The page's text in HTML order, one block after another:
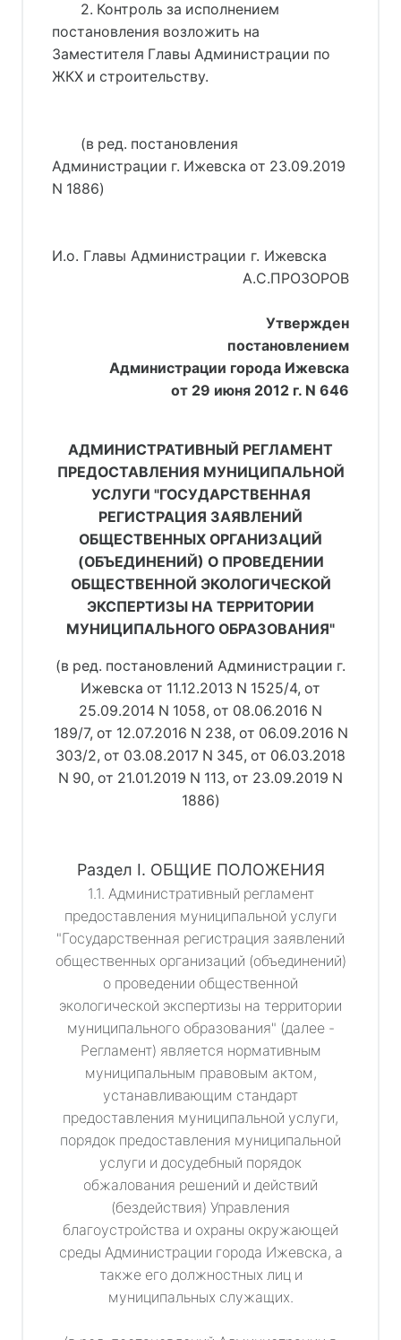
2. Контроль за исполнением
постановления возложить на
Заместителя Главы Администрации по
ЖКХ и строительству.
(в ред. постановления
Администрации г. Ижевска от 23.09.2019
N 1886)
И.о. Главы Администрации г. Ижевска
А.С.ПРОЗОРОВ
Утвержден
постановлением
Администрации города Ижевска
от 29 июня 2012 г. N 646
АДМИНИСТРАТИВНЫЙ РЕГЛАМЕНТ
ПРЕДОСТАВЛЕНИЯ МУНИЦИПАЛЬНОЙ
УСЛУГИ "ГОСУДАРСТВЕННАЯ
РЕГИСТРАЦИЯ ЗАЯВЛЕНИЙ
ОБЩЕСТВЕННЫХ ОРГАНИЗАЦИЙ
(ОБЪЕДИНЕНИЙ) О ПРОВЕДЕНИИ
ОБЩЕСТВЕННОЙ ЭКОЛОГИЧЕСКОЙ
ЭКСПЕРТИЗЫ НА ТЕРРИТОРИИ
МУНИЦИПАЛЬНОГО ОБРАЗОВАНИЯ"
(в ред. постановлений Администрации г.
Ижевска от 11.12.2013 N 1525/4, от
25.09.2014 N 1058, от 08.06.2016 N
189/7, от 12.07.2016 N 238, от 06.09.2016 N
303/2, от 03.08.2017 N 345, от 06.03.2018
N 90, от 21.01.2019 N 113, от 23.09.2019 N
1886)
Раздел I. ОБЩИЕ ПОЛОЖЕНИЯ
1.1. Административный регламент
предоставления муниципальной услуги
"Государственная регистрация заявлений
общественных организаций (объединений)
о проведении общественной
экологической экспертизы на территории
муниципального образования" (далее -
Регламент) является нормативным
муниципальным правовым актом,
устанавливающим стандарт
предоставления муниципальной услуги,
порядок предоставления муниципальной
услуги и досудебный порядок
обжалования решений и действий
(бездействия) Управления
благоустройства и охраны окружающей
среды Администрации города Ижевска, а
также его должностных лиц и
муниципальных служащих.